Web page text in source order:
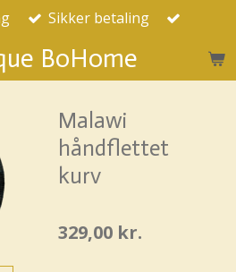
BoHome
Sikker betaling
Malawi
håndflettet
kurv
329,00 kr.